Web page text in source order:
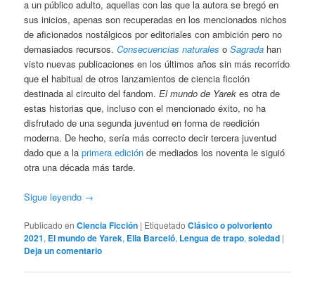
a un público adulto, aquellas con las que la autora se bregó en
sus inicios, apenas son recuperadas en los mencionados nichos
de aficionados nostálgicos por editoriales con ambición pero no
demasiados recursos.Consecuencias naturales oSagrada han
visto nuevas publicaciones en los últimos años sin más recorrido
que el habitual de otros lanzamientos de ciencia ficción
destinada al circuito del fandom.El mundo de Yarek es otra de
estas historias que, incluso con el mencionado éxito, no ha
disfrutado de una segunda juventud en forma de reedición
moderna. De hecho, sería más correcto decir tercera juventud
dado que a laprimera edición de mediados los noventa le siguió
otra una década más tarde.
Sigue leyendo →
Publicado en Ciencia Ficción | Etiquetado Clásico o polvoriento
2021, El mundo de Yarek, Elia Barceló, Lengua de trapo,soledad |
Deja un comentario